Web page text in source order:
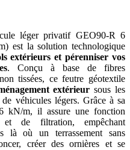
léger privatif GEO90-R 6
est la solution technologique
extérieurs et pérenniser vos
. Conçu à base de fibres
tissées, ce feutre géotextile
extérieur sous les
véhicules légers. Grâce à sa
kN/m, il assure une fonction
et de filtration, empêchant
là où un terrassement sans
créer des ornières et se